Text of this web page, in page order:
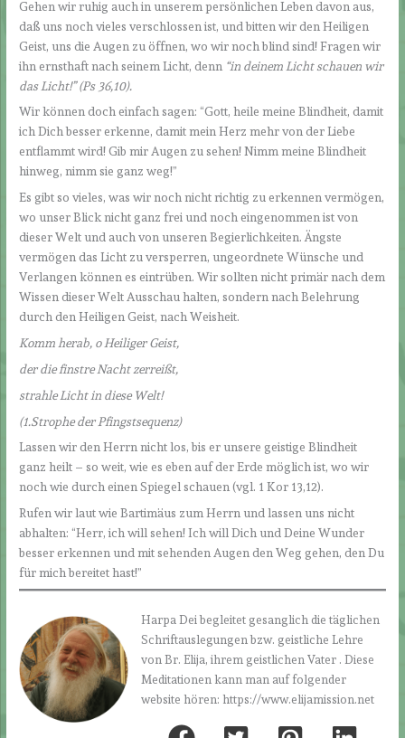
Gehen wir ruhig auch in unserem persönlichen Leben davon aus,
daß uns noch vieles verschlossen ist, und bitten wir den Heiligen
Geist, uns die Augen zu öffnen, wo wir noch blind sind! Fragen wir
ihn ernsthaft nach seinem Licht, denn “in deinem Licht schauen wir
das Licht!”(Ps 36,10).
Wir können doch einfach sagen: “Gott, heile meine Blindheit, damit
ich Dich besser erkenne, damit mein Herz mehr von der Liebe
entflammt wird! Gib mir Augen zu sehen! Nimm meine Blindheit
hinweg, nimm sie ganz weg!”
Es gibt so vieles, was wir noch nicht richtig zu erkennen vermögen,
wo unser Blick nicht ganz frei und noch eingenommen ist von
dieser Welt und auch von unseren Begierlichkeiten. Ängste
vermögen das Licht zu versperren, ungeordnete Wünsche und
Verlangen können es eintrüben. Wir sollten nicht primär nach dem
Wissen dieser Welt Ausschau halten, sondern nach Belehrung
durch den Heiligen Geist, nach Weisheit.
Komm herab, o Heiliger Geist,
der die finstre Nacht zerreißt,
strahle Licht in diese Welt!
(1.Strophe der Pfingstsequenz)
Lassen wir den Herrn nicht los, bis er unsere geistige Blindheit
ganz heilt – so weit, wie es eben auf der Erde möglich ist, wo wir
noch wie durch einen Spiegel schauen (vgl. 1 Kor 13,12).
Rufen wir laut wie Bartimäus zum Herrn und lassen uns nicht
abhalten: “Herr, ich will sehen! Ich will Dich und Deine Wunder
besser erkennen und mit sehenden Augen den Weg gehen, den Du
für mich bereitet hast!”
Harpa Dei begleitet gesanglich die täglichen
Schriftauslegungen bzw. geistliche Lehre
von Br. Elija, ihrem geistlichen Vater . Diese
Meditationen kann man auf folgender
website hören: https://www.elijamission.net